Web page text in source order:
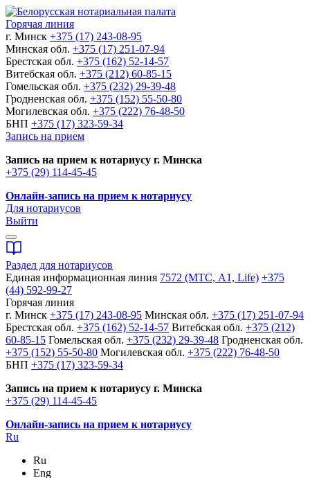
Горячая линия
г. Минск +375 (17) 243-08-95
Минская обл. +375 (17) 251-07-94
Брестская обл. +375 (162) 52-14-57
Витебская обл. +375 (212) 60-85-15
Гомельская обл. +375 (232) 29-39-48
Гродненская обл. +375 (152) 55-50-80
Могилевская обл. +375 (222) 76-48-50
БНП +375 (17) 323-59-34
Запись на прием
Запись на прием к нотариусу г. Минска
+375 (29) 114-45-45
Онлайн-запись на прием к нотариусу
Для нотариусов
Выйти
Раздел для нотариусов
Единая информационная линия 7572 (МТС, A1, Life) +375
(44) 592-99-27
Горячая линия
г. Минск +375 (17) 243-08-95 Минская обл. +375 (17) 251-07-94
Брестская обл. +375 (162) 52-14-57 Витебская обл. +375 (212)
60-85-15 Гомельская обл. +375 (232) 29-39-48 Гродненская обл.
+375 (152) 55-50-80 Могилевская обл. +375 (222) 76-48-50
БНП +375 (17) 323-59-34
Запись на прием к нотариусу г. Минска
+375 (29) 114-45-45
Онлайн-запись на прием к нотариусу
Ru
Ru
Eng